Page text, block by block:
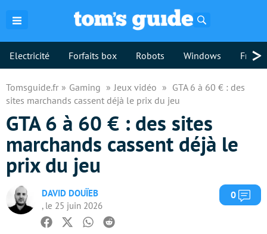
Electricité Forfaits box Robots Windows >
Tomsguide.fr Gaming Jeux vidéo
GTA 6 à 60 € : des
sites marchands cassent déjà le prix du jeu
GTA 6 à 60 € : des sites
marchands cassent déjà le
prix du jeu
DAVID DOUÏEB
, le 25 juin 2026
0
Facebook
TwitterWhatsapp
Reddit